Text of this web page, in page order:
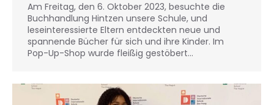
Am Freitag, den 6. Oktober 2023, besuchte die
Buchhandlung Hintzen unsere Schule, und
leseinteressierte Eltern entdeckten neue und
spannende Bücher für sich und ihre Kinder. Im
Pop-Up-Shop wurde fleißig gestöbert…